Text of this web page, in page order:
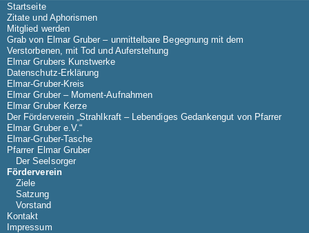
Startseite
Zitate und Aphorismen
Mitglied werden
Grab von Elmar Gruber – unmittelbare Begegnung mit dem
Verstorbenen, mit Tod und Auferstehung
Elmar Grubers Kunstwerke
Datenschutz-Erklärung
Elmar-Gruber-Kreis
Elmar Gruber – Moment-Aufnahmen
Elmar Gruber Kerze
Der Förderverein „Strahlkraft – Lebendiges Gedankengut von Pfarrer
Elmar Gruber e.V.“
Elmar-Gruber-Tasche
Pfarrer Elmar Gruber
Der Seelsorger
Förderverein
Ziele
Satzung
Vorstand
Kontakt
Impressum